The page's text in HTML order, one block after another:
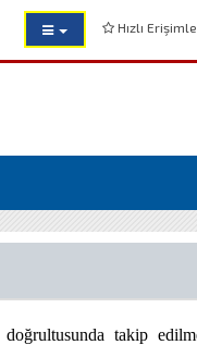
Hızlı
takip